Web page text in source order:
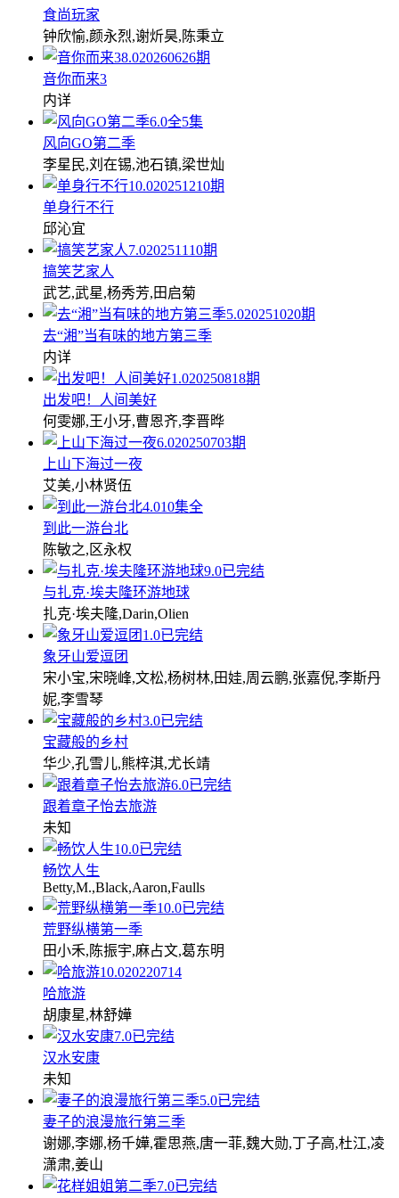
食尚玩家
钟欣愉,颜永烈,谢炘昊,陈秉立
8.020260626期
音你而来3
内详
6.0全5集
风向GO第二季
李星民,刘在锡,池石镇,梁世灿
10.020251210期
单身行不行
邱沁宜
7.020251110期
搞笑艺家人
武艺,武星,杨秀芳,田启菊
5.020251020期
去“湘”当有味的地方第三季
内详
1.020250818期
出发吧！人间美好
何雯娜,王小牙,曹恩齐,李晋晔
6.020250703期
上山下海过一夜
艾美,小林贤伍
4.010集全
到此一游台北
陈敏之,区永权
9.0已完结
与扎克·埃夫隆环游地球
扎克·埃夫隆,Darin,Olien
1.0已完结
象牙山爱逗团
宋小宝,宋晓峰,文松,杨树林,田娃,周云鹏,张嘉倪,李斯丹
妮,李雪琴
3.0已完结
宝藏般的乡村
华少,孔雪儿,熊梓淇,尤长靖
6.0已完结
跟着章子怡去旅游
未知
10.0已完结
畅饮人生
Betty,M.,Black,Aaron,Faulls
10.0已完结
荒野纵横第一季
田小禾,陈振宇,麻占文,葛东明
10.020220714
哈旅游
胡康星,林舒嬅
7.0已完结
汉水安康
未知
5.0已完结
妻子的浪漫旅行第三季
谢娜,李娜,杨千嬅,霍思燕,唐一菲,魏大勋,丁子高,杜江,凌
潇肃,姜山
7.0已完结